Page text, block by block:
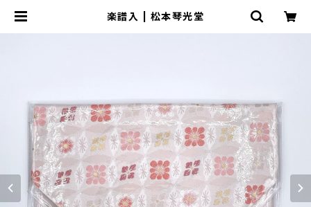
楽譜入 | 松本琴光堂